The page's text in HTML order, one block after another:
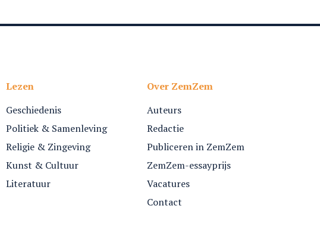
Lezen
Geschiedenis
Politiek & Samenleving
Religie & Zingeving
Kunst & Cultuur
Literatuur
Over ZemZem
Auteurs
Redactie
Publiceren in ZemZem
ZemZem-essayprijs
Vacatures
Contact